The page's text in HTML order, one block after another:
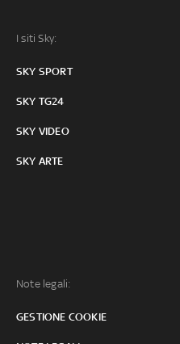
I siti Sky:
SKY SPORT
SKY TG24
SKY VIDEO
SKY ARTE
Note legali:
GESTIONE COOKIE